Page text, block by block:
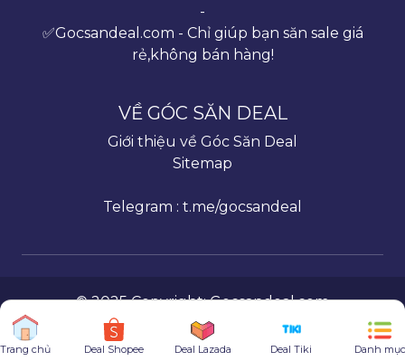
Trang chủ Deal Shopee Deal Lazada Deal Tiki Danh mục
-
✅Gocsandeal.com - Chỉ giúp bạn săn sale giá
rẻ,không bán hàng!
VỀ GÓC SĂN DEAL
Giới thiệu về Góc Săn Deal
Sitemap
Telegram : t.me/gocsandeal
© 2025 Copyright:Gocsandeal.com